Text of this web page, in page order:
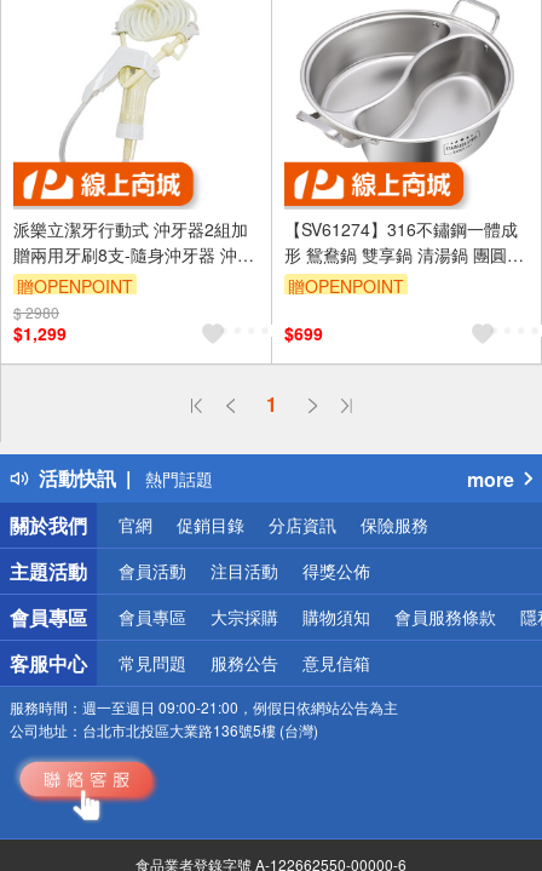
派樂立潔牙行動式 沖牙器2組加
贈兩用牙刷8支-隨身沖牙器 沖牙
機 免插電 強力水柱清洗牙縫 深
入有效 刮舌苔牙刷
贈OPENPOINT
$ 2980
$1,299
【SV61274】316不鏽鋼一體成
形 鴛鴦鍋 雙享鍋 清湯鍋 團圓鍋
家用火鍋 不挑爐具 附鍋蓋
贈OPENPOINT
$699
1
活動快訊
偏遠地區配送
得獎公告
熱門話題
銀行優惠
偏遠地區配送
詐騙網頁！請小心！
more
關於我們
官網 促銷目錄 分店資訊 保險服務
主題活動 會員活動 注目活動 得獎公佈
會員專區 會員專區 大宗採購 購物須知 會員服務條款 隱
客服中心 常見問題 服務公告 意見信箱
服務時間： 週一至週日 09:00-21:00，例假日依網站公告為主
公司地址： 台北市北投區大業路136號5樓 (台灣)
食品業者登錄字號 A-122662550-00000-6